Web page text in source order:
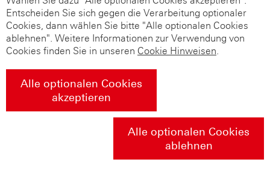
Entscheiden Sie sich gegen die Verarbeitung optionaler
Cookies, dann wählen Sie bitte "Alle optionalen Cookies
ablehnen". Weitere Informationen zur Verwendung von
Cookies finden Sie in unseren Cookie Hinweisen.
Alle optionalen Cookies
akzeptieren
Alle optionalen Cookies
ablehnen